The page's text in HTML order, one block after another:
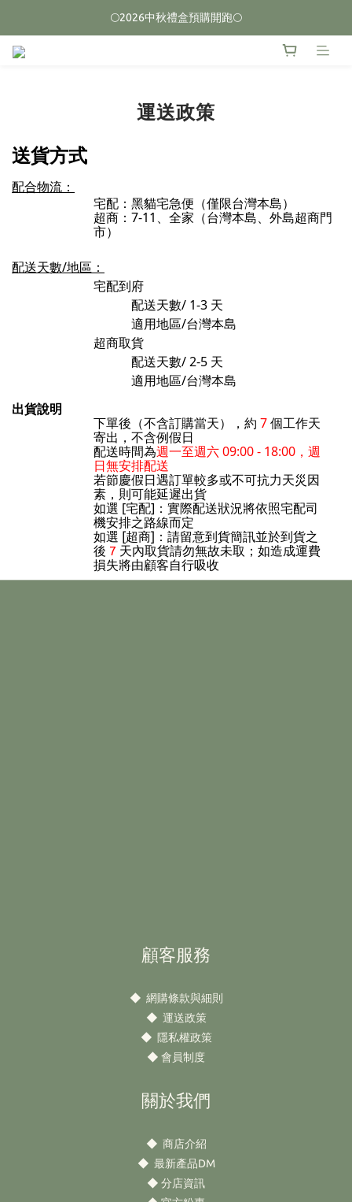
🌕2026中秋禮盒預購開跑🌕
🌕2026中秋禮盒預購開跑🌕
運送政策
送貨方式
配合物流：
宅配：黑貓宅急便 （僅限台灣本島）
超商：7-11、全家（台灣本島、外島超商門
市）
配送天數/地區：
宅配到府
配送天數/ 1-3 天
適用地區/台灣本島
超商取貨
配送天數/ 2-5 天
適用地區/台灣本島
出貨說明
下單後（不含訂購當天），約 7個工作天
寄出，不含例假日
配送時間為週一至週六 09:00 - 18:00，週
日無安排配送
若節慶假日遇訂單較多或不可抗力天災因
素，則可能延遲出貨
如選 [宅配]：實際配送狀況將依照宅配司
機安排之路線而定
如選 [超商]：請留意到貨簡訊並於到貨之
後 7 天內取貨請勿無故未取；如造成運費
損失將由顧客自行吸收
顧客服務
◆ 網購條款與細則
◆ 運送政策
◆ 隱私權政策
◆ 會員制度
關於我們
◆ 商店介紹
◆ 最新產品DM
◆ 分店資訊